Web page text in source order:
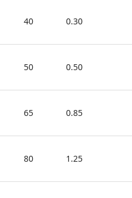
40 0.30
50 0.50
65 0.85
80 1.25